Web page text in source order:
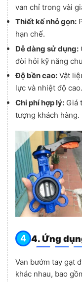
van chỉ trong vài
Thiết kế nhỏ gọn:
hạn chế.
Dễ dàng sử dụng:
đòi hỏi kỹ năng
Độ bền cao: Vật
lực và nhiệt độ cao.
Chi phí hợp lý: Giá
tượng khách hàng.
4. Ứng
Van bướm tay gạt
khác nhau, bao